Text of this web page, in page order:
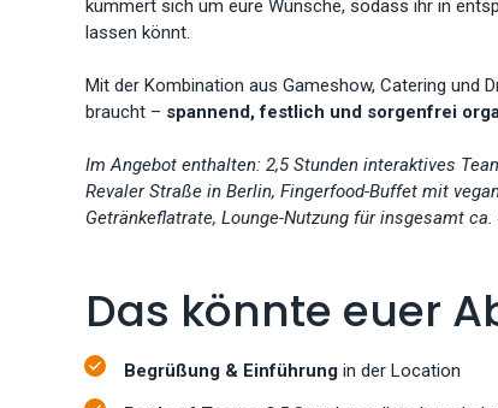
kümmert sich um eure Wünsche, sodass ihr in
lassen könnt.
Mit der Kombination aus Gameshow, Catering und
braucht – spannend, festlich und sorgenfrei
Im Angebot enthalten: 2,5 Stunden interaktives
Revaler Straße in Berlin, Fingerfood-Buffet mit
Getränkeflatrate, Lounge-Nutzung für insgesamt ca.
Das könnte euer
Begrüßung & Einführung in der Location